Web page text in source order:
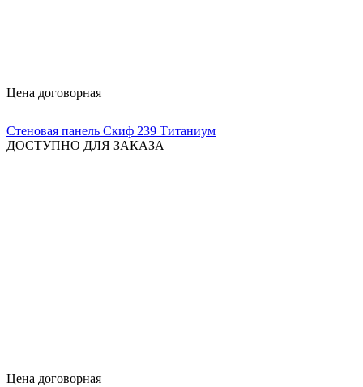
Цена договорная
Стеновая панель Скиф 239 Титаниум
ДОСТУПНО ДЛЯ ЗАКАЗА
Цена договорная